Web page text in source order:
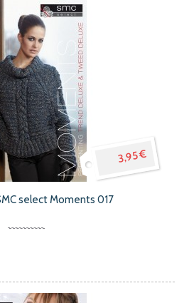
3,95 €
select Moments 017